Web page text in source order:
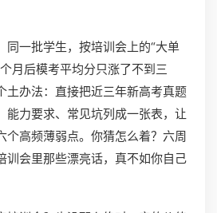
同一批学生，按培训会上的“大单
月后模考平均分只涨了不到三
土办法：直接把近三年新高考真题
能力要求、常见坑列成一张表，让
个高频薄弱点。你猜怎么着？六周
训会里那些漂亮话，真不如你自己